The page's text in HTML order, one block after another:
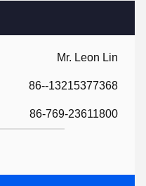
Mr. Leon Lin
86--13215377368
86-769-23611800